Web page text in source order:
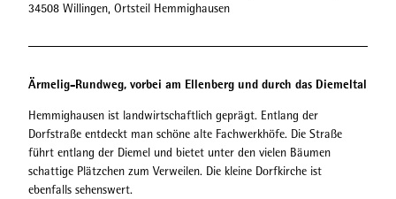
34508 Willingen, Ortsteil Hemmighausen
Ärmelig-Rundweg, vorbei am Ellenberg und durch das Diemeltal
Hemmighausen ist landwirtschaftlich geprägt. Entlang der
Dorfstraße entdeckt man schöne alte Fachwerkhöfe. Die Straße
führt entlang der Diemel und bietet unter den vielen Bäumen
schattige Plätzchen zum Verweilen. Die kleine Dorfkirche ist
ebenfalls sehenswert.